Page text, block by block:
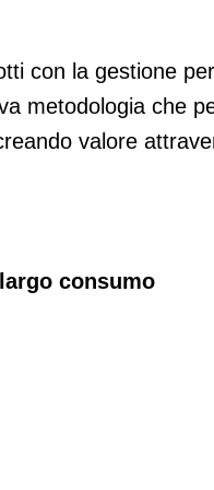
con la gestione
metodologia che
valore
consumo